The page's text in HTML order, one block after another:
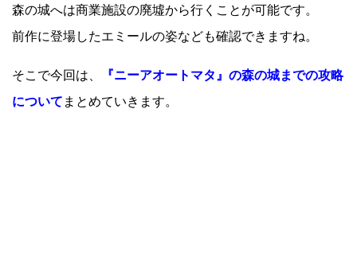
森の城へは商業施設の廃墟から行くことが可能です。
前作に登場したエミールの姿なども確認できますね。
そこで今回は、
『ニーアオートマタ』の森の城までの攻略
について まとめていきます。